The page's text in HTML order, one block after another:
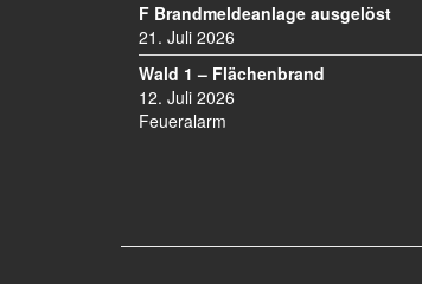
F Brandmeldeanlage ausgelöst
21. Juli 2026
Wald 1 – Flächenbrand
12. Juli 2026
Feueralarm